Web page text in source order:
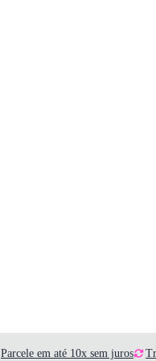
Parcele em até 10x sem juros